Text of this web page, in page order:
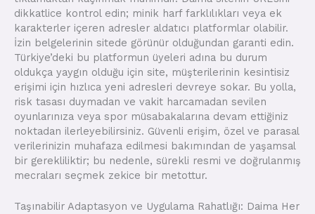
dikkatlice kontrol edin; minik harf farklılıkları veya ek
karakterler içeren adresler aldatıcı platformlar olabilir.
İzin belgelerinin sitede görünür olduğundan garanti edin.
Türkiye’deki bu platformun üyeleri adına bu durum
oldukça yaygın olduğu için site, müşterilerinin kesintisiz
erişimi için hızlıca yeni adresleri devreye sokar. Bu yolla,
risk tasası duymadan ve vakit harcamadan sevilen
oyunlarınıza veya spor müsabakalarına devam ettiğiniz
noktadan ilerleyebilirsiniz. Güvenli erişim, özel ve parasal
verilerinizin muhafaza edilmesi bakımından de yaşamsal
bir gerekliliktir; bu nedenle, sürekli resmi ve doğrulanmış
mecraları seçmek zekice bir metottur.
Taşınabilir Adaptasyon ve Uygulama Rahatlığı: Daima Her